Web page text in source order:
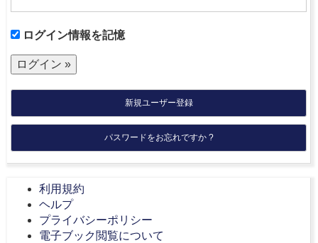
ログイン情報を記憶
新規ユーザー登録
パスワードをお忘れですか ?
利用規約
ヘルプ
プライバシーポリシー
電子ブック閲覧について